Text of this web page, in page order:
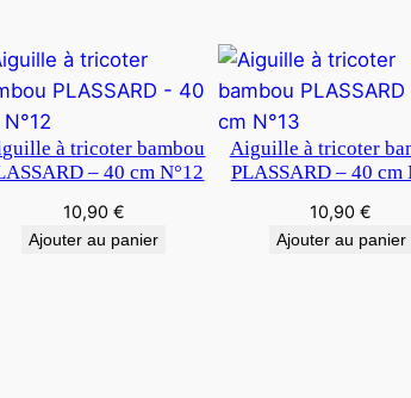
à tricoter bambou
– 40 cm N°12
10,90 €
Ajouter au panier
Aiguille à tricoter
PLASSARD – 40 cm
10,90€
Ajouter au panier